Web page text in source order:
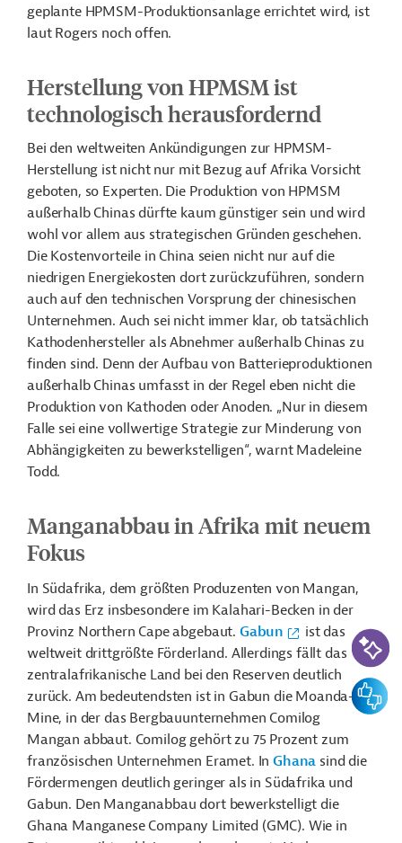
geplante HPMSM-Produktionsanlage errichtet wird, ist
laut Rogers noch offen.
Herstellung von HPMSM ist
technologisch herausfordernd
Bei den weltweiten Ankündigungen zur HPMSM-
Herstellung ist nicht nur mit Bezug auf Afrika Vorsicht
geboten, so Experten. Die Produktion von HPMSM
außerhalb Chinas dürfte kaum günstiger sein und wird
wohl vor allem aus strategischen Gründen geschehen.
Die Kostenvorteile in China seien nicht nur auf die
niedrigen Energiekosten dort zurückzuführen, sondern
auch auf den technischen Vorsprung der chinesischen
Unternehmen. Auch sei nicht immer klar, ob tatsächlich
Kathodenhersteller als Abnehmer außerhalb Chinas zu
finden sind. Denn der Aufbau von Batterieproduktionen
außerhalb Chinas umfasst in der Regel eben nicht die
Produktion von Kathoden oder Anoden. „Nur in diesem
Falle sei eine vollwertige Strategie zur Minderung von
Abhängigkeiten zu bewerkstelligen“, warnt Madeleine
Todd.
Manganabbau in Afrika mit neuem
Fokus
In Südafrika, dem größten Produzenten von Mangan,
wird das Erz insbesondere im Kalahari-Becken in der
Provinz Northern Cape abgebaut. Gabun
ist das
weltweit drittgrößte Förderland. Allerdings fällt das
zentralafrikanische Land bei den Reserven deutlich
zurück. Am bedeutendsten ist in Gabun die Moanda-
Mine, in der das Bergbauunternehmen Comilog
Mangan abbaut. Comilog gehört zu 75 Prozent zum
französischen Unternehmen Eramet. InGhana sind die
Fördermengen deutlich geringer als in Südafrika und
Gabun. Den Manganabbau dort bewerkstelligt die
Ghana Manganese Company Limited (GMC). Wie in
KI-